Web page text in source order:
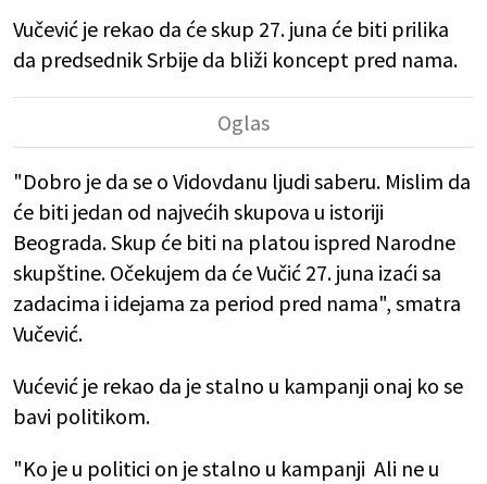
Vučević je rekao da će skup 27. juna će biti prilika
da predsednik Srbije da bliži koncept pred nama.
"Dobro je da se o Vidovdanu ljudi saberu. Mislim da
će biti jedan od najvećih skupova u istoriji
Beograda. Skup će biti na platou ispred Narodne
skupštine. Očekujem da će Vučić 27. juna izaći sa
zadacima i idejama za period pred nama", smatra
Vučević.
Vućević je rekao da je stalno u kampanji onaj ko se
bavi politikom.
"Ko je u politici on je stalno u kampanji Ali ne u